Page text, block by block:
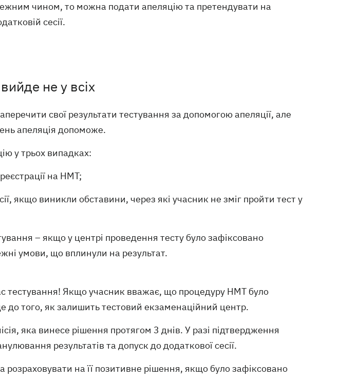
чином, то можна подати апеляцію та претендувати на
сесії.
не у всіх
свої результати тестування за допомогою апеляції, але
апеляція допоможе.
у трьох випадках:
на НМТ;
якщо виникли обставини, через які учасник не зміг пройти тест у
– якщо у центрі проведення тесту було зафіксовано
умови, що вплинули на результат.
тестування! Якщо учасник вважає, що процедуру НМТ було
до того, як залишить тестовий екзаменаційний центр.
яка винесе рішення протягом 3 днів. У разі підтвердження
результатів та допуск до додаткової сесії.
на її позитивне рішення, якщо було зафіксовано